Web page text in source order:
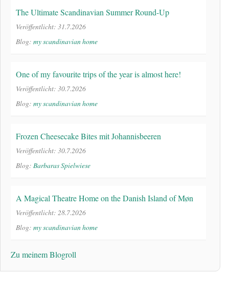
The Ultimate Scandinavian Summer Round-Up
Veröffentlicht: 31.7.2026
Blog: my scandinavian home
One of my favourite trips of the year is almost here!
Veröffentlicht: 30.7.2026
Blog: my scandinavian home
Frozen Cheesecake Bites mit Johannisbeeren
Veröffentlicht: 30.7.2026
Blog: Barbaras Spielwiese
A Magical Theatre Home on the Danish Island of Møn
Veröffentlicht: 28.7.2026
Blog: my scandinavian home
Zu meinem Blogroll